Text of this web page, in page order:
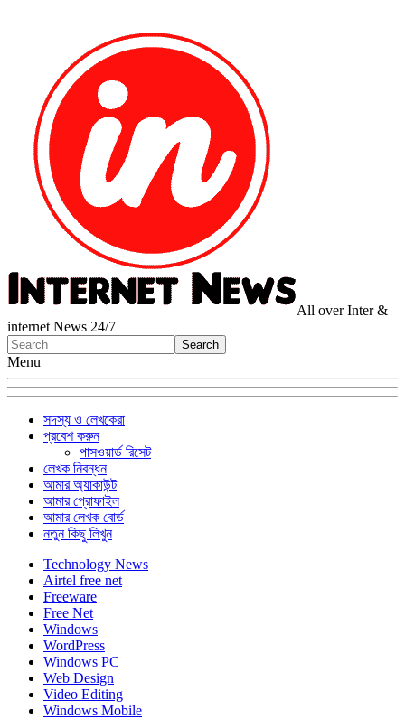
All over Inter &
internet News 24/7
Menu
সদস্য ও লেখকেরা
প্রবেশ করুন
পাসওয়ার্ড রিসেট
লেখক নিবন্ধন
আমার অ্যাকাউন্ট
আমার প্রোফাইল
আমার লেখক বোর্ড
নতুন কিছু লিখুন
Technology News
Airtel free net
Freeware
Free Net
Windows
WordPress
Windows PC
Web Design
Video Editing
Windows Mobile